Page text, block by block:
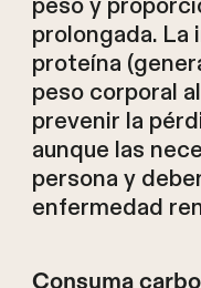
peso y
prolongada. La
proteína
peso corporal
prevenir la
aunque las
persona y
enfermedad
Consuma